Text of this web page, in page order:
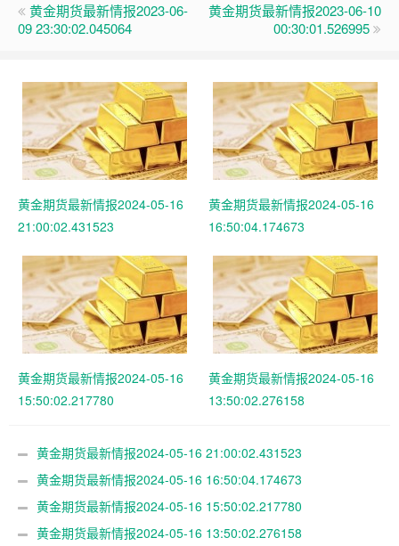
黄金期货最新情报2023-06-
09 23:30:02.045064
黄金期货最新情报2023-06-10
00:30:01.526995
黄金期货最新情报2024-05-16
21:00:02.431523
黄金期货最新情报2024-05-16
16:50:04.174673
黄金期货最新情报2024-05-16
15:50:02.217780
黄金期货最新情报2024-05-16
13:50:02.276158
黄金期货最新情报2024-05-16 21:00:02.431523
黄金期货最新情报2024-05-16 16:50:04.174673
黄金期货最新情报2024-05-16 15:50:02.217780
黄金期货最新情报2024-05-16 13:50:02.276158